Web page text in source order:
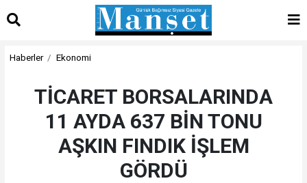
Haberler Ekonomi
TİCARET BORSALARINDA
11 AYDA 637 BİN TONU
AŞKIN FINDIK İŞLEM
GÖRDÜ